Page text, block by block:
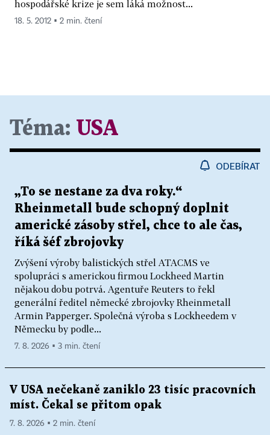
hospodářské krize je sem láká možnost...
18. 5. 2012 ▪ 2 min. čtení
Téma: USA
ODEBÍRAT
„To se nestane za dva roky.“
Rheinmetall bude schopný doplnit
americké zásoby střel, chce to ale čas,
říká šéf zbrojovky
Zvýšení výroby balistických střel ATACMS ve
spolupráci s americkou firmou Lockheed Martin
nějakou dobu potrvá. Agentuře Reuters to řekl
generální ředitel německé zbrojovky Rheinmetall
Armin Papperger. Společná výroba s Lockheedem v
Německu by podle...
7. 8. 2026 ▪ 3 min. čtení
V USA nečekaně zaniklo 23 tisíc pracovních
míst. Čekal se přitom opak
7. 8. 2026 ▪ 2 min. čtení